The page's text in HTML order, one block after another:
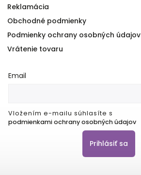
Reklamácia
Obchodné podmienky
Podmienky ochrany osobných údajov
Vrátenie tovaru
Email
Vložením e-mailu súhlasíte s
podmienkami ochrany osobných údajov
Prihlásiť sa